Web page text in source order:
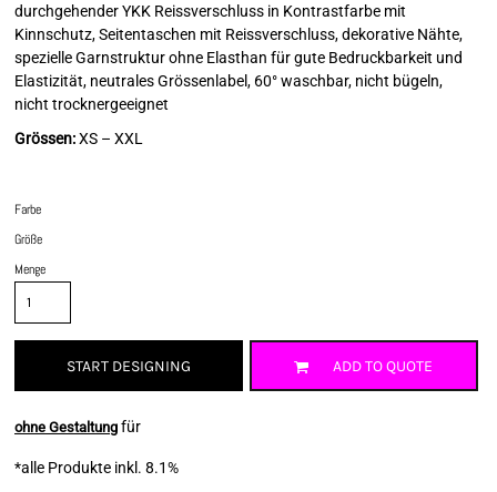
durchgehender YKK Reissverschluss in Kontrastfarbe mit
Kinnschutz, Seitentaschen mit Reissverschluss, dekorative Nähte,
spezielle Garnstruktur ohne Elasthan für gute Bedruckbarkeit und
Elastizität, neutrales Grössenlabel, 60° waschbar, nicht bügeln,
nicht trocknergeeignet
Grössen:XS – XXL
Farbe
Größe
Menge
START DESIGNING ADD TO QUOTE
ohne Gestaltung für
*alle Produkte inkl. 8.1%